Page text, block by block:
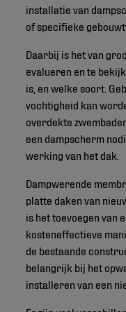
installatie van
of specifieke
Daarbij is het van
evalueren en te
is, en welke soort.
vochtigheid kan
overdekte
een dampscherm
werking van het dak.
Dampwerende
platte daken van
is het toevoegen van
kosteneffectieve
de bestaande
belangrijk bij het
installeren van een